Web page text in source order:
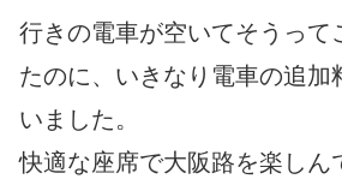
行きの電車が空いてそうって
たのに、いきなり電車の追加
いました。
快適な座席で大阪路を楽しん